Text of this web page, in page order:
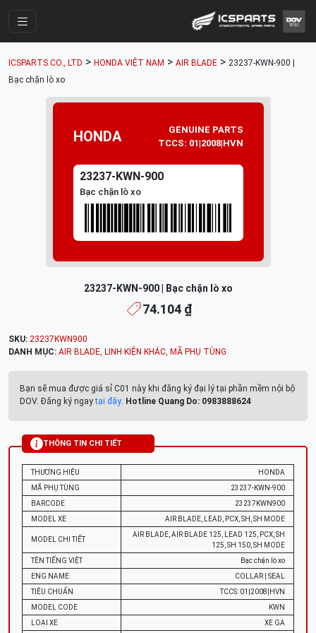
Parts Catalogue
Mã Phụ Tùng
Tài khoản
ICSPARTS CO., LTD > HONDA VIỆT NAM > AIR BLADE > 23237-KWN-900 |
Bạc chặn lò xo
HONDA
GENUINE PARTS
TCCS: 01|2008|HVN
23237-KWN-900
Bạc chặn lò xo
23237-KWN-900 | Bạc chặn lò xo
74.104 ₫
SKU: 23237KWN900
DANH MỤC: AIR BLADE, LINH KIỆN KHÁC, MÃ PHỤ TÙNG
Bạn sẽ mua được giá sỉ C01 này khi đăng ký đại lý tại phần mềm nội bộ
DOV. Đăng ký ngaytại đây. Hotline Quang Do: 0983888624
THÔNG TIN CHI TIẾT
THƯƠNG HIỆU
HONDA
MÃ PHỤ TÙNG
23237-KWN-900
BARCODE
23237KWN900
MODEL XE
AIR BLADE, LEAD, PCX, SH, SH MODE
MODEL CHI TIẾT
AIR BLADE, AIR BLADE 125, LEAD 125, PCX, SH
125, SH 150, SH MODE
TÊN TIẾNG VIỆT
Bạc chặn lò xo
ENG NAME
COLLAR | SEAL
TIÊU CHUẨN
TCCS: 01|2008|HVN
MODEL CODE
KWN
LOẠI XE
XE GA